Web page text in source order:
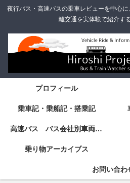
夜行バス・高速バスの乗車レビューを中心
離交通を実体験で紹介す
プロフィール
乗車記・乗船記・搭乗記
高速バス バス会社別車両・設備・シート紹介
乗り物アーカイブス
お問い合わ